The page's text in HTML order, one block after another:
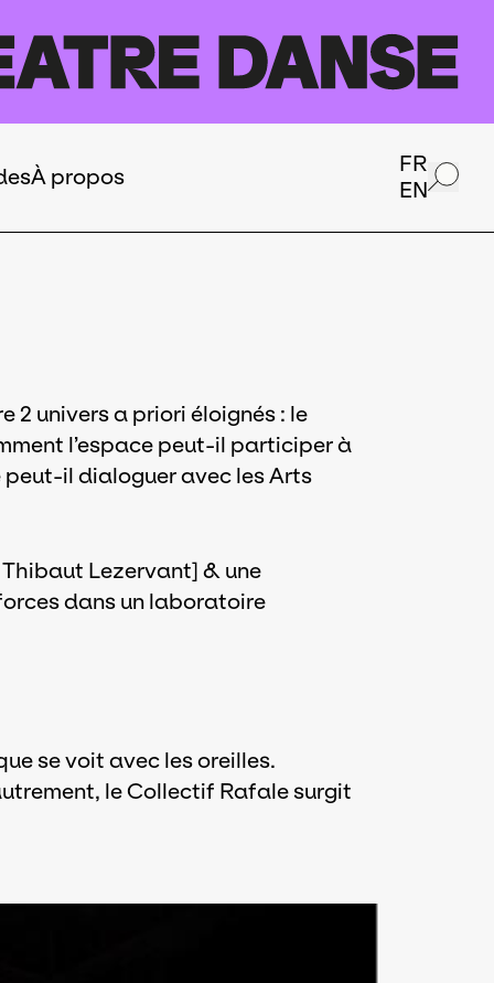
À propos
FR
EN
2 univers a priori éloignés : le
l’espace peut-il participer à
peut-il dialoguer avec les Arts
Lezervant] & une
dans un laboratoire
se voit avec les oreilles.
le Collectif Rafale surgit